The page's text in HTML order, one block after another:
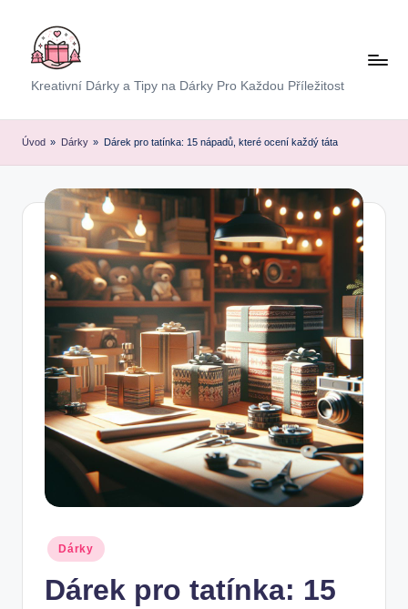
content
E
x
p
e
D
Kreativní Dárky a Tipy na Dárky Pro Každou Příležitost
Úvod » Dárky » Dárek pro tatínka: 15 nápadů, které ocení každý táta
Posted
in
Dárky
Dárek pro tatínka: 15